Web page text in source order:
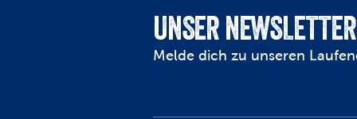
UNSER NEWSLETTER
Melde dich zu unseren